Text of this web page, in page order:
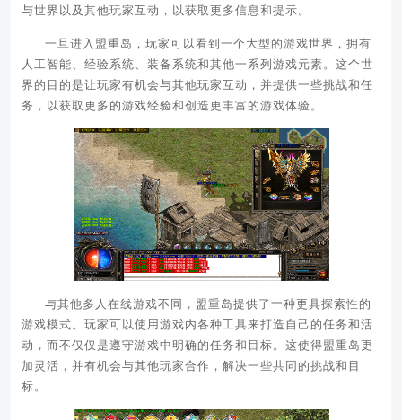
与世界以及其他玩家互动，以获取更多信息和提示。
一旦进入盟重岛，玩家可以看到一个大型的游戏世界，拥有
人工智能、经验系统、装备系统和其他一系列游戏元素。这个世
界的目的是让玩家有机会与其他玩家互动，并提供一些挑战和任
务，以获取更多的游戏经验和创造更丰富的游戏体验。
与其他多人在线游戏不同，盟重岛提供了一种更具探索性的
游戏模式。玩家可以使用游戏内各种工具来打造自己的任务和活
动，而不仅仅是遵守游戏中明确的任务和目标。这使得盟重岛更
加灵活，并有机会与其他玩家合作，解决一些共同的挑战和目
标。